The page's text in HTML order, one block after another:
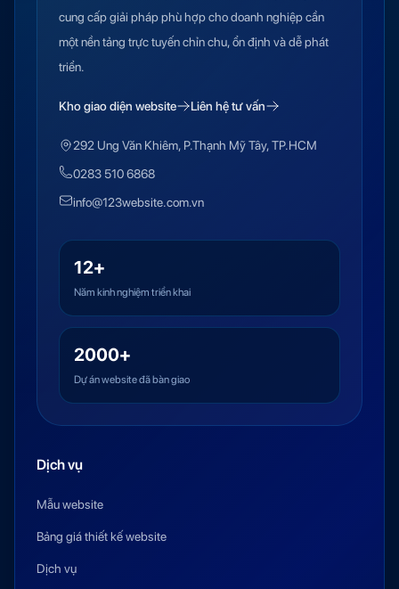
cung cấp giải pháp phù hợp cho doanh nghiệp cần
một nền tảng trực tuyến chỉn chu, ổn định và dễ phát
triển.
Kho giao diện website Liên hệ tư vấn
292 Ung Văn Khiêm, P.Thạnh Mỹ Tây, TP.HCM
0283 510 6868
info@123website.com.vn
12+
Năm kinh nghiệm triển khai
2000+
Dự án website đã bàn giao
Dịch vụ
Mẫu website
Bảng giá thiết kế website
Dịch vụ